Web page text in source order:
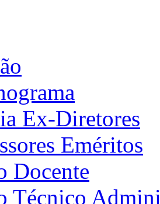
Ex-Diretores
Eméritos
Docente
Técnico